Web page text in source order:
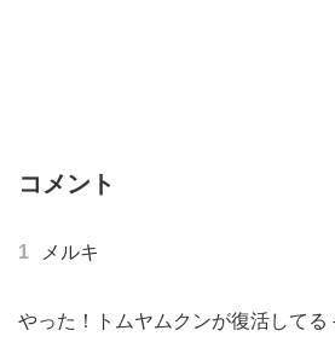
コメント
1 メルキ
やった！トムヤムクンが復活してる